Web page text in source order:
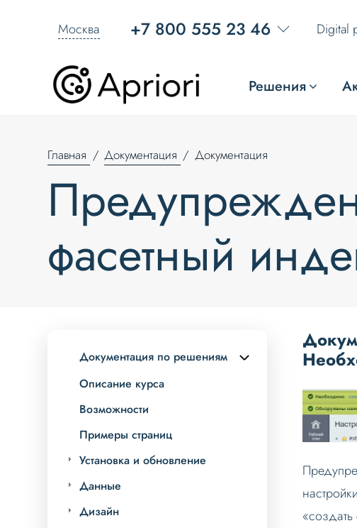
Москва +7 800 555 23 46 Digital
Решения
Главная Документация Документация
фасетный
Документация по решениям
Описание курса
Возможности
Примеры страниц
Установка и обновление
Данные
Дизайн